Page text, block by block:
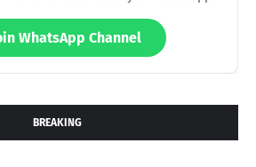
WhatsApp Channel
BREAKING